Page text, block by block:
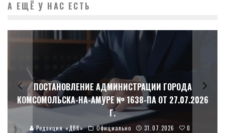
А ЕЩЁ У НАС ЕСТЬ
ПОСТАНОВЛЕНИЕ АДМИНИСТРАЦИИ ГОРОДА
КОМСОМОЛЬСКА-НА-АМУРЕ № 1638-ПА ОТ 27.07.2026
Г.
Редакция «ДВК» Официально 31.07.2026 0